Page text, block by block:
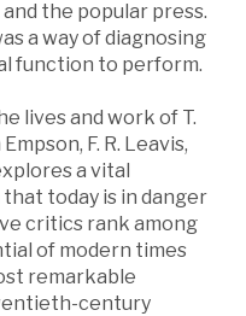
the popular press.
a way of diagnosing
function to perform.
lives and work of T.
F. R. Leavis,
a vital
today is in danger
critics rank among
of modern times
remarkable
century